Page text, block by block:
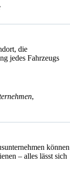
die
jedes Fahrzeugs
,
können
– alles lässt sich